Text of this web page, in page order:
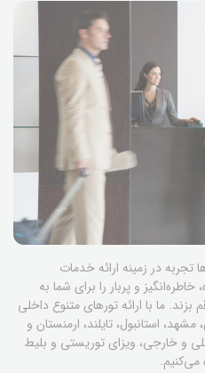
در زمینه ارائه خدمات
و پربار را برای شما به
بزند. ما با ارائه تورهای متنوع داخلی
استانبول، تایلند، ارمنستان و
و خارجی، ویزای توریستی و بلیط
می‌کنیم.